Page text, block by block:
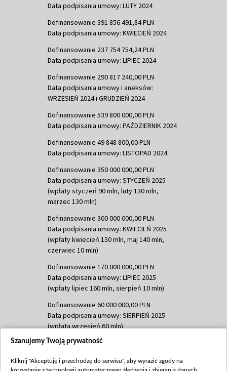
Data podpisania umowy: LUTY 2024
Dofinansowanie 391 856 491,84 PLN
Data podpisania umowy: KWIECIEŃ 2024
Dofinansowanie 237 754 754,24 PLN
Data podpisania umowy: LIPIEC 2024
Dofinansowanie 290 817 240,00 PLN
Data podpisania umowy i aneksów:
WRZESIEŃ 2024 i GRUDZIEŃ 2024
Dofinansowanie 539 800 000,00 PLN
Data podpisania umowy: PAŹDZIERNIK 2024
Dofinansowanie 49 848 800,00 PLN
Data podpisania umowy: LISTOPAD 2024
Dofinansowanie 350 000 000,00 PLN
Data podpisania umowy: STYCZEŃ 2025
(wpłaty styczeń 90 mln, luty 130 mln,
marzec 130 mln)
Dofinansowanie 300 000 000,00 PLN
Data podpisania umowy: KWIECIEŃ 2025
(wpłaty kwiecień 150 mln, maj 140 mln,
czerwiec 10 mln)
Dofinansowanie 170 000 000,00 PLN
Data podpisania umowy: LIPIEC 2025
(wpłaty lipiec 160 mln, sierpień 10 mln)
Dofinansowanie 60 000 000,00 PLN
Data podpisania umowy: SIERPIEŃ 2025
(wpłata wrzesień 60 mln)
Dofinansowanie 635 783 051,21 PLN
(wpłata wrzesień 100 mln, październik 350
Szanujemy Twoją prywatność
Kliknij "Akceptuję i przechodzę do serwisu", aby wyrazić zgody na